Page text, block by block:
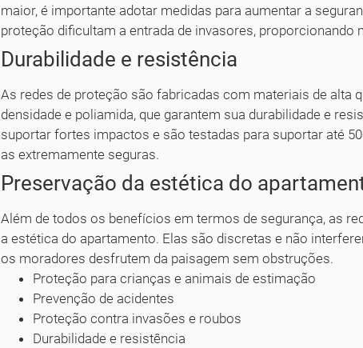
maior, é importante adotar medidas para aumentar a
proteção dificultam a entrada de invasores, proporcionando
Durabilidade e resistência
As redes de proteção são fabricadas com materiais de alta
densidade e poliamida, que garantem sua durabilidade e
suportar fortes impactos e são testadas para suportar até
as extremamente seguras.
Preservação da estética do
Além de todos os benefícios em termos de segurança, as
a estética do apartamento. Elas são discretas e não
os moradores desfrutem da paisagem sem obstruções.
Proteção para crianças e animais de estimação
Prevenção de acidentes
Proteção contra invasões e roubos
Durabilidade e resistência